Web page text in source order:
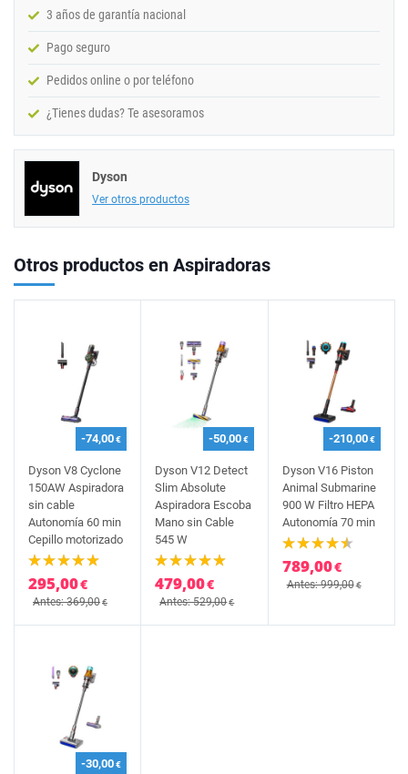
3 años de garantía nacional
Pago seguro
Pedidos online o por teléfono
¿Tienes dudas? Te asesoramos
Dyson
Ver otros productos
Otros productos en Aspiradoras
-74,00€
Dyson V8 Cyclone
150AW Aspiradora
sin cable
Autonomía 60 min
Cepillo motorizado
295,00€
Antes: 369,00€
-50,00€
Dyson V12 Detect
Slim Absolute
Aspiradora Escoba
Mano sin Cable
545 W
479,00€
Antes: 529,00€
-210,00€
Dyson V16 Piston
Animal Submarine
900 W Filtro HEPA
Autonomía 70 min
789,00€
Antes: 999,00€
-30,00€